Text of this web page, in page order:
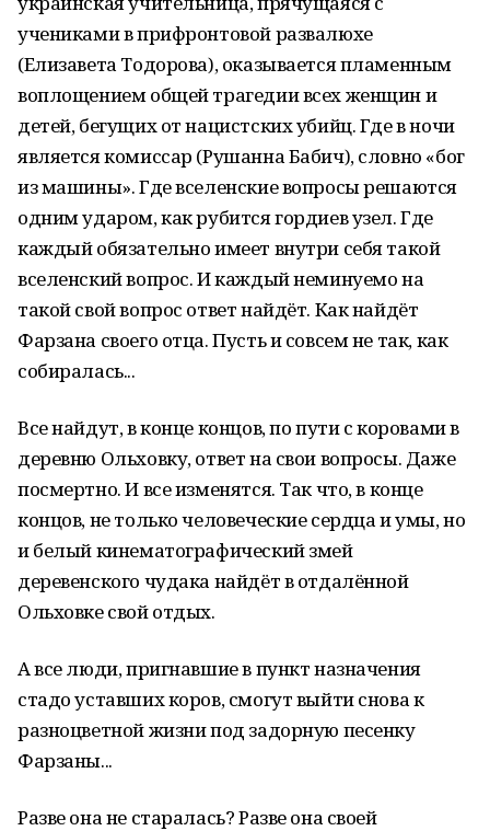
учениками в прифронтовой развалюхе
(Елизавета Тодорова), оказывается пламенным
воплощением общей трагедии всех женщин и
детей, бегущих от нацистских убийц. Где в ночи
является комиссар (Рушанна Бабич), словно «бог
из машины». Где вселенские вопросы решаются
одним ударом, как рубится гордиев узел. Где
каждый обязательно имеет внутри себя такой
вселенский вопрос. И каждый неминуемо на
такой свой вопрос ответ найдёт. Как найдёт
Фарзана своего отца. Пусть и совсем не так, как
собиралась...
Все найдут, в конце концов, по пути с коровами в
деревню Ольховку, ответ на свои вопросы. Даже
посмертно. И все изменятся. Так что, в конце
концов, не только человеческие сердца и умы, но
и белый кинематографический змей
деревенского чудака найдёт в отдалённой
Ольховке свой отдых.
А все люди, пригнавшие в пункт назначения
стадо уставших коров, смогут выйти снова к
разноцветной жизни под задорную песенку
Фарзаны...
Разве она не старалась? Разве она своей